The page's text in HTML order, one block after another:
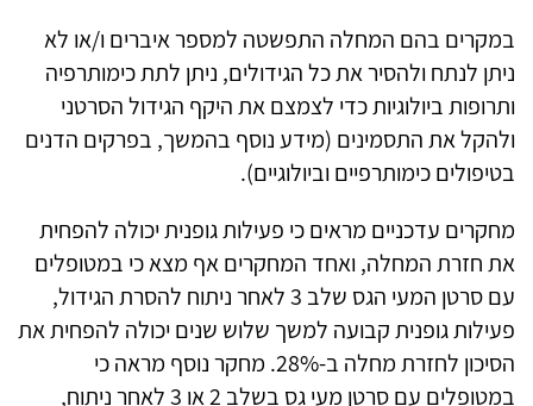
במקרים בהם המחלה התפשטה למספר איברים ו/או לא
ניתן לנתח ולהסיר את כל הגידולים, ניתן לתת כימותרפיה
ותרופות ביולוגיות כדי לצמצם את היקף הגידול הסרטני
ולהקל את התסמינים (מידע נוסף בהמשך, בפרקים הדנים
בטיפולים כימותרפיים וביולוגיים).
מחקרים עדכניים מראים כי פעילות גופנית יכולה להפחית
את חזרת המחלה, ואחד המחקרים אף מצא כי במטופלים
עם סרטן המעי הגס שלב 3לאחר ניתוח להסרת הגידול,
פעילות גופנית קבועה למשך שלוש שנים יכולה להפחית את
הסיכון לחזרת מחלה ב-28%. מחקר נוסף מראה כי
במטופלים עם סרטן מעי גס בשלב 2או 3לאחר ניתוח,